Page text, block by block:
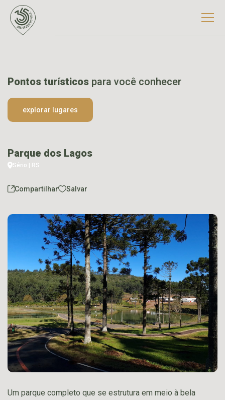
Pontos turísticos para você conhecer
explorar lugares
Parque dos Lagos
Sério | RS
Compartilhar Salvar
Um parque completo que se estrutura em meio à bela